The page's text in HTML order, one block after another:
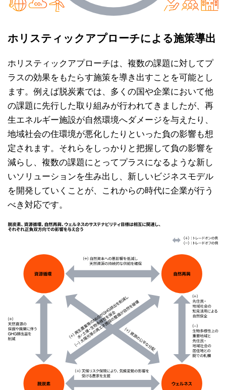
ホリスティックアプローチによる施策導出
ホリスティックアプローチは、複数の課題に対してプ
ラスの効果をもたらす施策を導き出すことを可能とし
ます。例えば脱炭素では、多くの国や企業において他
の課題に先行した取り組みが行われてきましたが、再
生エネルギー施設が自然環境へダメージを与えたり、
地域社会の住環境が悪化したりといった負の影響も想
定されます。それらをしっかりと把握して負の影響を
減らし、複数の課題にとってプラスになるような新し
いソリューションを生み出し、新しいビジネスモデル
を開発していくことが、これからの時代に企業が行う
べき対応です。